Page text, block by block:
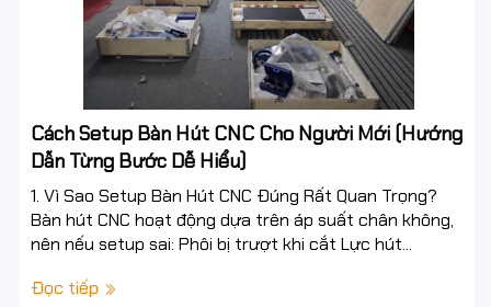
Cách Setup Bàn Hút CNC Cho Người Mới (Hướng
Dẫn Từng Bước Dễ Hiểu)
1. Vì Sao Setup Bàn Hút CNC Đúng Rất Quan Trọng?
Bàn hút CNC hoạt động dựa trên áp suất chân không,
nên nếu setup sai: Phôi bị trượt khi cắt Lực hút...
Đọc tiếp